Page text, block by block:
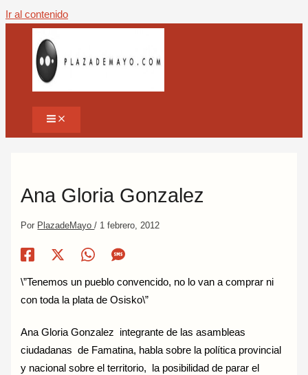
Ir al contenido
Ana Gloria Gonzalez
Por PlazadeMayo/ 1 febrero, 2012
\”Tenemos un pueblo convencido, no lo van a comprar ni
con toda la plata de Osisko\”
Ana Gloria Gonzalez integrante de las asambleas
ciudadanas de Famatina, habla sobre la política provincial
y nacional sobre el territorio, la posibilidad de parar el